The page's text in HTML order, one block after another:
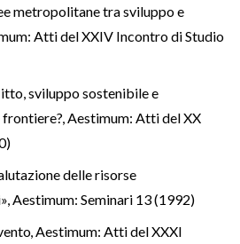
metropolitane tra sviluppo e
Atti del XXIV Incontro di Studio
sviluppo sostenibile e
frontiere?,Aestimum: Atti del XX
delle risorse
,Aestimum: Seminari 13 (1992)
,Aestimum: Atti del XXXI